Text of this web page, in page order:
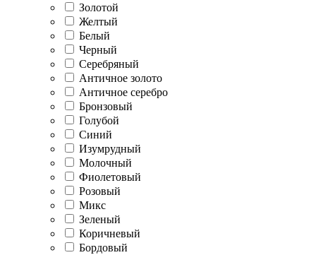
Золотой
Желтый
Белый
Черный
Серебряный
Античное золото
Античное серебро
Бронзовый
Голубой
Синий
Изумрудный
Молочный
Фиолетовый
Розовый
Микс
Зеленый
Коричневый
Бордовый